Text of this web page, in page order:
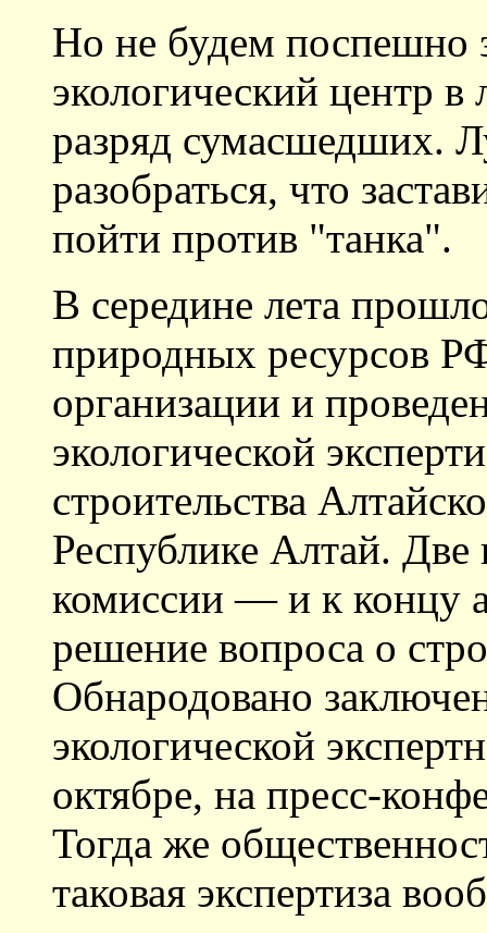
Но не будем поспешно
экологический центр в
разряд сумасшедших.
разобраться, что
пойти против "танка".
В середине лета
природных ресурсов
организации и
экологической
строительства
Республике Алтай. Две
комиссии — и к концу
решение вопроса о
Обнародовано
экологической
октябре, на пресс-
Тогда же
таковая экспертиза